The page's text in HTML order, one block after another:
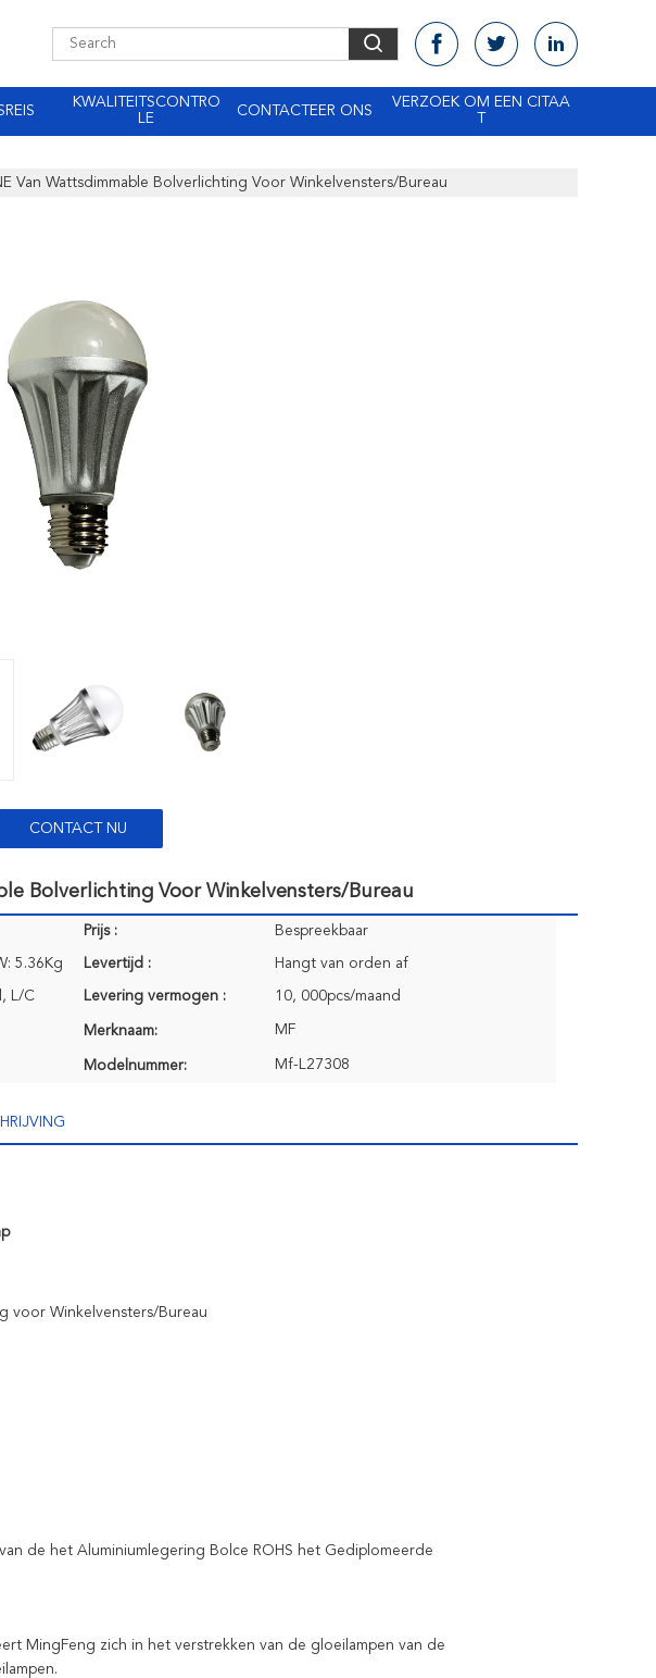
KWALITEITSCONTRO
LE
CONTACTEER ONS
VERZOEK OM EEN CITAA
Van Wattsdimmable Bolverlichting Voor Winkelvensters/Bureau
CONTACT NU
Bolverlichting Voor Winkelvensters/Bureau
Prijs : Bespreekbaar
5.36Kg Levertijd : Hangt van orden af
L/C Levering vermogen : 10, 000pcs/maand
Merknaam: MF
Modelnummer: Mf-L27308
voor Winkelvensters/Bureau
de het Aluminiumlegering Bolce ROHS het Gediplomeerde
MingFeng zich in het verstrekken van de gloeilampen van de